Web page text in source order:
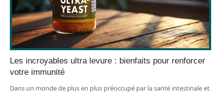
Les incroyables ultra levure : bienfaits pour renforcer
votre immunité
Dans un monde de plus en plus préoccupé par la santé intestinale et